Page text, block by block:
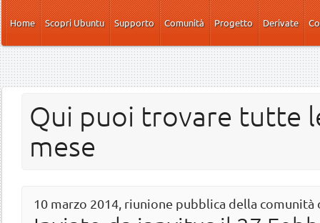
Salta al contenuto principale
Home
Scopri Ubuntu Supporto Comunità Progetto Derivate
Qui puoi trovare tutte
mese
10 marzo 2014, riunione pubblica della